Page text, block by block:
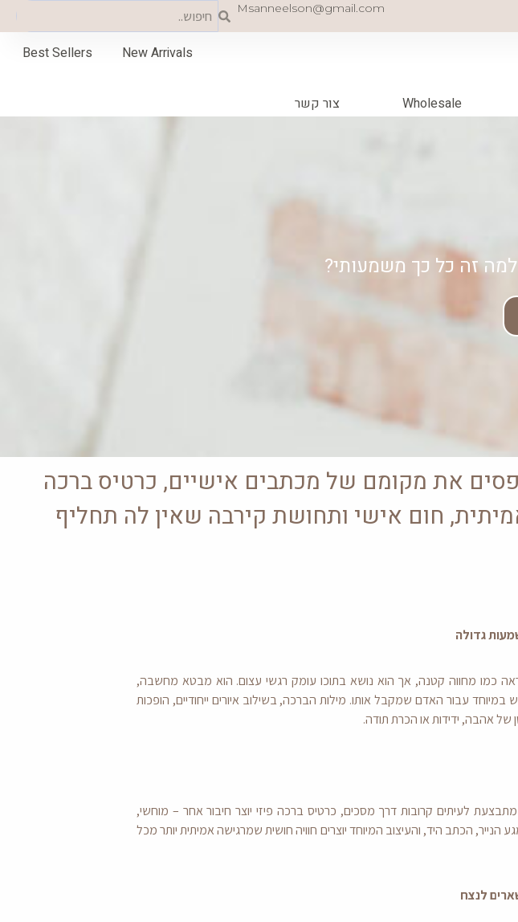
Search
Search Msanneelson@gmail.com
New Arrivals
Best Sellers
Wholesale צור קשר
זה כל כך משמעותי?
את מקומם של מכתבים אישיים, כרטיס ברכה
חום אישי ותחושת קירבה שאין לה תחליף
גדולה
כמו מחווה קטנה, אך הוא נושא בתוכו עומק רגשי עצום. הוא מבטא מחשבה,
עבור האדם שמקבל אותו. מילות הברכה, בשילוב איורים ייחודיים, הופכות
של אהבה, ידידות או הכרת תודה.
לעיתים קרובות דרך מסכים, כרטיס ברכה פיזי יוצר חיבור אחר – מוחשי,
הנייר, הכתב היד, והעיצוב המיוחד יוצרים חוויה חושית שמרגישה אמיתית יותר מכל
לנצח